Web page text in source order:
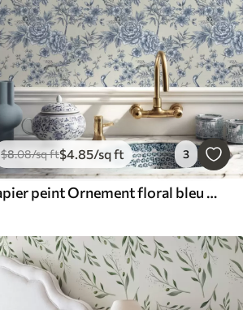
$8.08/sq ft$4.85/sq ft 3
Papier peint Ornement floral bleu avec un oiseau et des branches